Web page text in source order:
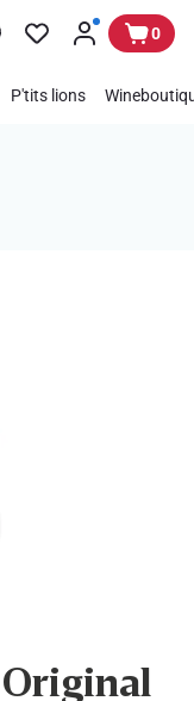
0
P'tits lions
Original